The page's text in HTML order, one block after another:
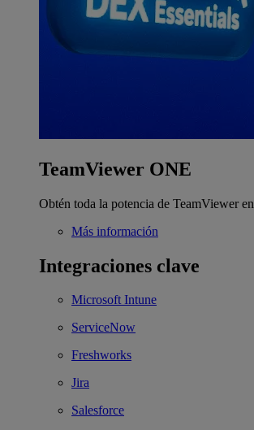
TeamViewer ONE
Obtén toda la potencia de TeamViewer
Más información
Integraciones clave
Microsoft Intune
ServiceNow
Freshworks
Jira
Salesforce